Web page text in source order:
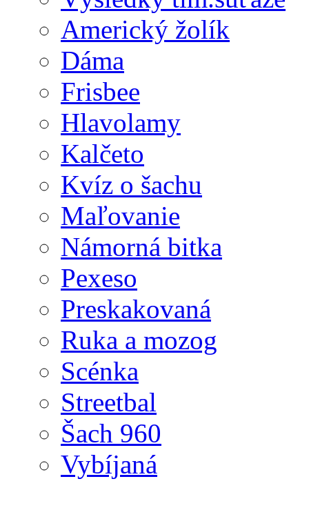
Americký žolík
Dáma
Frisbee
Hlavolamy
Kalčeto
Kvíz o šachu
Maľovanie
Námorná bitka
Pexeso
Preskakovaná
Ruka a mozog
Scénka
Streetbal
Šach 960
Vybíjaná